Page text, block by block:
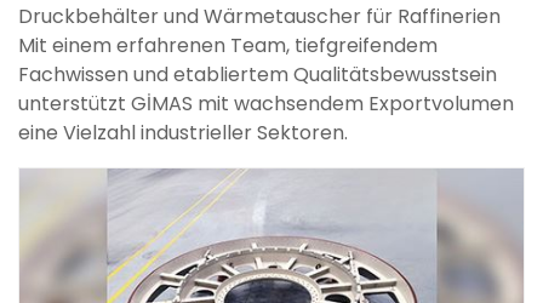
Druckbehälter und Wärmetauscher für Raffinerien
Mit einem erfahrenen Team, tiefgreifendem
Fachwissen und etabliertem Qualitätsbewusstsein
unterstützt GİMAS mit wachsendem Exportvolumen
eine Vielzahl industrieller Sektoren.